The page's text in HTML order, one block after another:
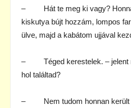
– Hát te meg ki vagy?
kiskutya bújt hozzám, lompos
ülve, majd a kabátom ujjával
– Téged kerestelek. – jelent
hol találtad?
– Nem tudom honnan került